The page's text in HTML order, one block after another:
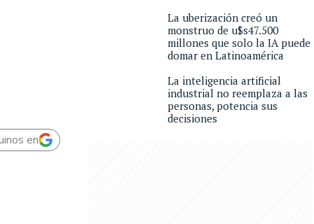
en
La uberización creó un
monstruo de u$s47.500
millones que solo la IA puede
domar en Latinoamérica
La inteligencia artificial
industrial no reemplaza a las
personas, potencia sus
decisiones